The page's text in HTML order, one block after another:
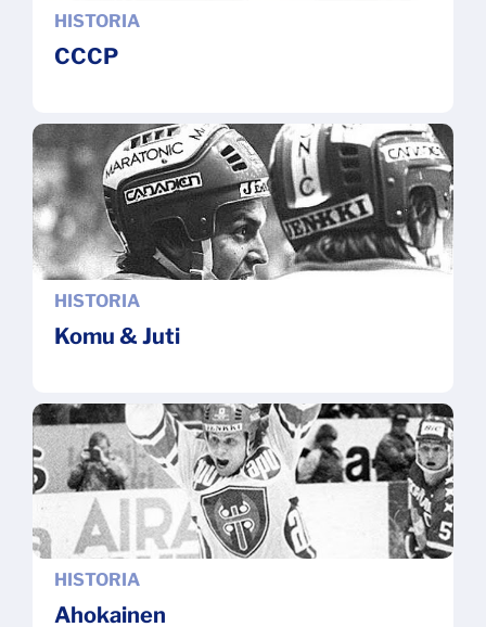
CCCP
HISTORIA
Komu & Juti
HISTORIA
Ahokainen
HISTORIA